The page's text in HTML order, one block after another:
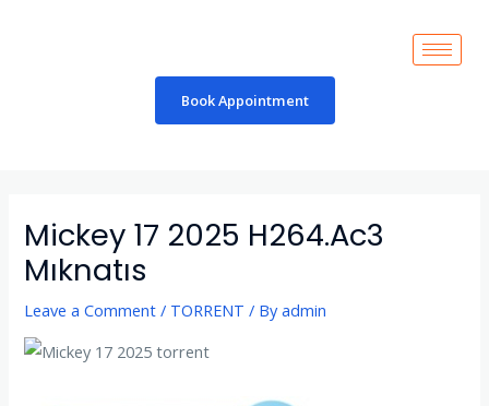
Book Appointment
Mickey 17 2025 H264.Ac3
Mıknatıs
Leave a Comment / TORRENT / Byadmin